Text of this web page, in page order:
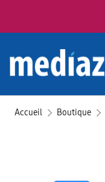
Accueil Boutique